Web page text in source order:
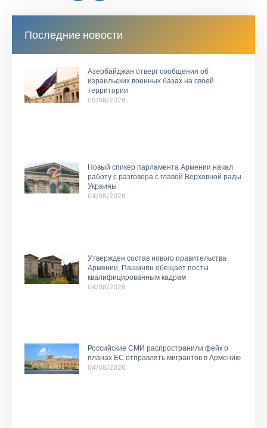
Последние новости
Азербайджан отверг сообщения об
израильских военных базах на своей
территории
05/08/2026
Новый спикер парламента Армении начал
работу с разговора с главой Верховной рады
Украины
04/08/2026
Утвержден состав нового правительства
Армении, Пашинян обещает посты
квалифицированным кадрам
04/08/2026
Российские СМИ распространили фейк о
планах ЕС отправлять мигрантов в Армению
04/08/2026